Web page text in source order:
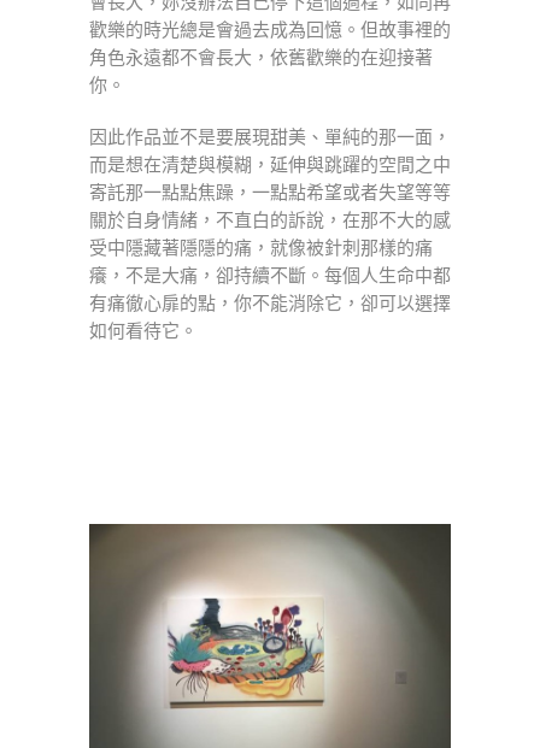
歡樂的時光總是會過去成為回憶。但故事裡的
角色永遠都不會長大，依舊歡樂的在迎接著
你。
因此作品並不是要展現甜美、單純的那一面，
而是想在清楚與模糊，延伸與跳躍的空間之中
寄託那一點點焦躁，一點點希望或者失望等等
關於自身情緒，不直白的訴說，在那不大的感
受中隱藏著隱隱的痛，就像被針刺那樣的痛
癢，不是大痛，卻持續不斷。每個人生命中都
有痛徹心扉的點，你不能消除它，卻可以選擇
如何看待它。